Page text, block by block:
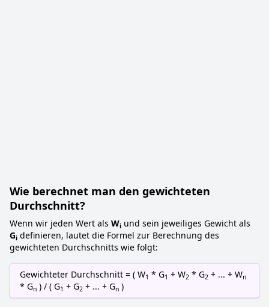
Wie berechnet man den gewichteten
Durchschnitt?
Wenn wir jeden Wert als Wi und sein jeweiliges Gewicht als
Gi definieren, lautet die Formel zur Berechnung des
gewichteten Durchschnitts wie folgt:
Gewichteter Durchschnitt = ( W1 * G1 + W2 * G2 + ... + Wn
* Gn ) / ( G1 + G2 + ... + Gn )